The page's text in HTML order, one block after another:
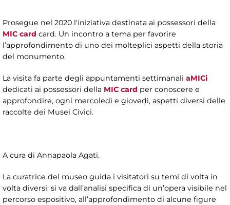
Prosegue nel 2020 l'iniziativa destinata ai possessori della
MIC card card. Un incontro a tema per favorire
l’approfondimento di uno dei molteplici aspetti della storia
del monumento.
La visita fa parte degli appuntamenti settimanali aMICi
dedicati ai possessori della MIC card per conoscere e
approfondire, ogni mercoledì e giovedì, aspetti diversi delle
raccolte dei Musei Civici.
A cura di Annapaola Agati.
La curatrice del museo guida i visitatori su temi di volta in
volta diversi: si va dall’analisi specifica di un’opera visibile nel
percorso espositivo, all’approfondimento di alcune figure